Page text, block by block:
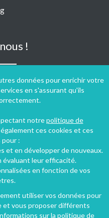
données pour enrichir votre
en s'assurant qu'ils
notrepolitique de
ces cookies et ces
pour :
et en développer de nouveaux.
évaluant leur efficacité.
en fonction de vos
utiliser vos données pour
et vous proposer différents
sur la politique de
!
- Politique de confidentialité